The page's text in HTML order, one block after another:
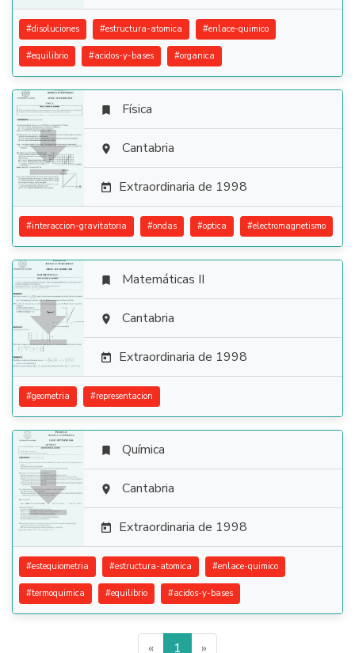
#disoluciones #estructura-atomica #enlace-quimico
#equilibrio #acidos-y-bases #organica

 Física
 Cantabria
 Extraordinaria de 1998
#interaccion-gravitatoria #ondas #optica #electromagnetismo

 Matemáticas II
 Cantabria
 Extraordinaria de 1998
#geometria #representacion

 Química
 Cantabria
 Extraordinaria de 1998
#estequiometria #estructura-atomica #enlace-quimico
#termoquimica #equilibrio #acidos-y-bases
« 1 »